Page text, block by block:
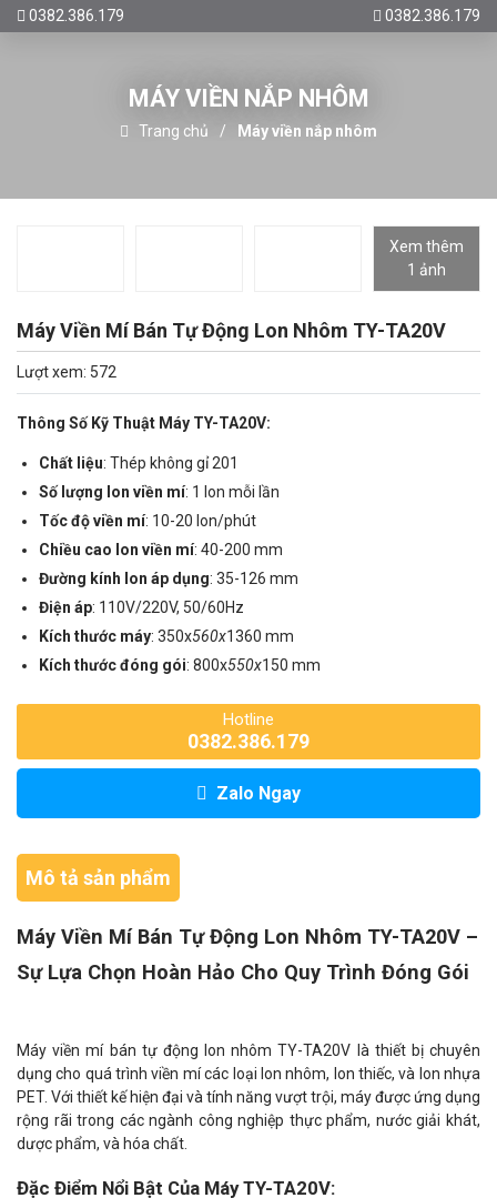
0382.386.179 0382.386.179
MÁY VIỀN NẮP NHÔM
Trang chủ Máy viền nắp nhôm
Xem thêm
1 ảnh
Máy Viền Mí Bán Tự Động Lon Nhôm TY-TA20V
Lượt xem: 572
Thông Số Kỹ Thuật Máy TY-TA20V:
Chất liệu: Thép không gỉ 201
Số lượng lon viền mí: 1 lon mỗi lần
Tốc độ viền mí: 10-20 lon/phút
Chiều cao lon viền mí: 40-200 mm
Đường kính lon áp dụng: 35-126 mm
Điện áp: 110V/220V, 50/60Hz
Kích thước máy: 350x560x1360 mm
Kích thước đóng gói: 800x550x150 mm
Hotline
0382.386.179
Zalo Ngay
Mô tả sản phẩm
Máy Viền Mí Bán Tự Động Lon Nhôm TY-TA20V –
Sự Lựa Chọn Hoàn Hảo Cho Quy Trình Đóng Gói
Máy viền mí bán tự động lon nhôm TY-TA20V là thiết bị chuyên
dụng cho quá trình viền mí các loại lon nhôm, lon thiếc, và lon nhựa
PET. Với thiết kế hiện đại và tính năng vượt trội, máy được ứng dụng
rộng rãi trong các ngành công nghiệp thực phẩm, nước giải khát,
dược phẩm, và hóa chất.
Đặc Điểm Nổi Bật Của Máy TY-TA20V: